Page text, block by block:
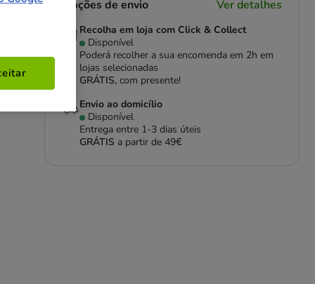
Opções de envio Ver detalhes
Recolha em loja com Click & Collect
Disponível
Poderá recolher a sua encomenda em 2h em
lojas selecionadas
GRÁTIS,com presente!
Envio ao domicílio
Disponível
Entrega entre 1-3 dias úteis
GRÁTIS a partir de 49€